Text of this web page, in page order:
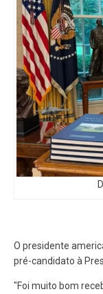
O presidente
pré-candidato à
"Foi muito bom